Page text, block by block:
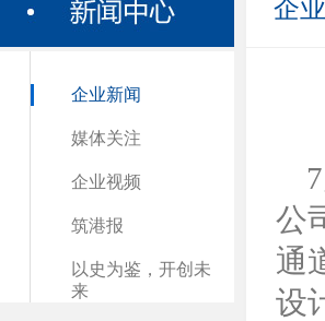
企业新闻
媒体关注
企业视频
筑港报
以史为鉴，开创未
来
企
公
通
设